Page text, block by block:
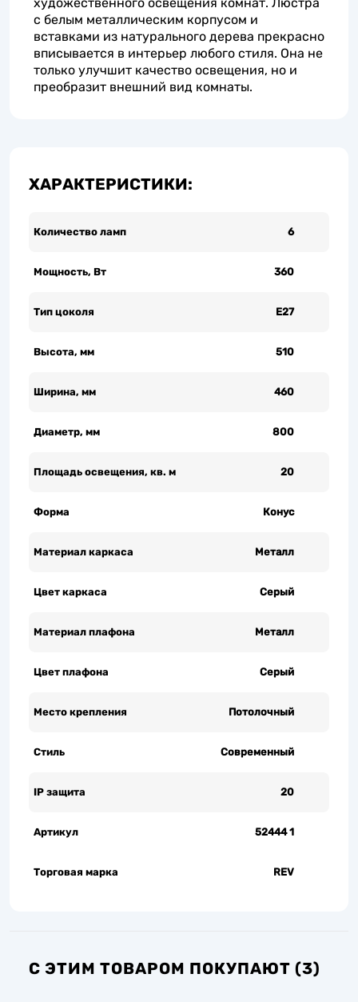
с белым металлическим корпусом и
вставками из натурального дерева прекрасно
вписывается в интерьер любого стиля. Она не
только улучшит качество освещения, но и
преобразит внешний вид комнаты.
ХАРАКТЕРИСТИКИ:
Количество ламп 6
Мощность, Вт 360
Тип цоколя Е27
Высота, мм 510
Ширина, мм 460
Диаметр, мм 800
Площадь освещения, кв. м 20
Форма Конус
Материал каркаса Металл
Цвет каркаса Серый
Материал плафона Металл
Цвет плафона Серый
Место крепления Потолочный
Стиль Современный
IP защита 20
Артикул 52444 1
Торговая марка REV
С ЭТИМ ТОВАРОМ ПОКУПАЮТ (3)